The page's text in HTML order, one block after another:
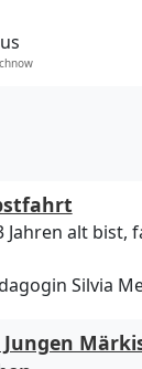
Jahren alt bist,
Silvia